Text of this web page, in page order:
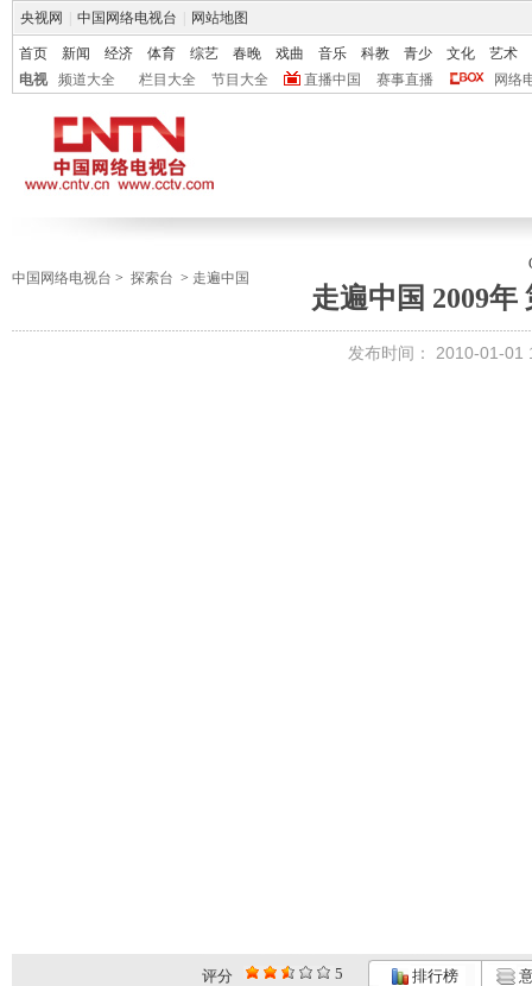
央视网 中国网络电视台 网站地图
首页 新闻 经济 体育 综艺 春晚 戏曲 音乐 科教 青少 文化
艺术
电视
频道大全 栏目大全 节目大全 直播中国 赛事直播 网络
中国网络电视台 > 探索台 > 走遍中国
走遍中国 2009年
发布时间： 2010-01-01
评分 5 排行榜